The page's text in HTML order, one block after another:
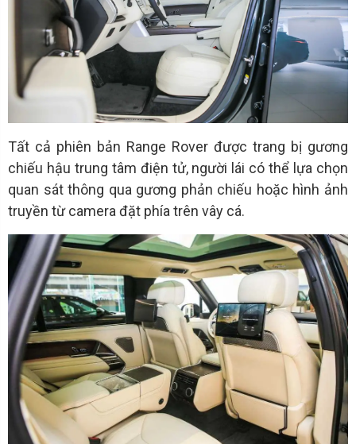
Tất cả phiên bản Range Rover được trang bị gương
chiếu hậu trung tâm điện tử, người lái có thể lựa chọn
quan sát thông qua gương phản chiếu hoặc hình ảnh
truyền từ camera đặt phía trên vây cá.